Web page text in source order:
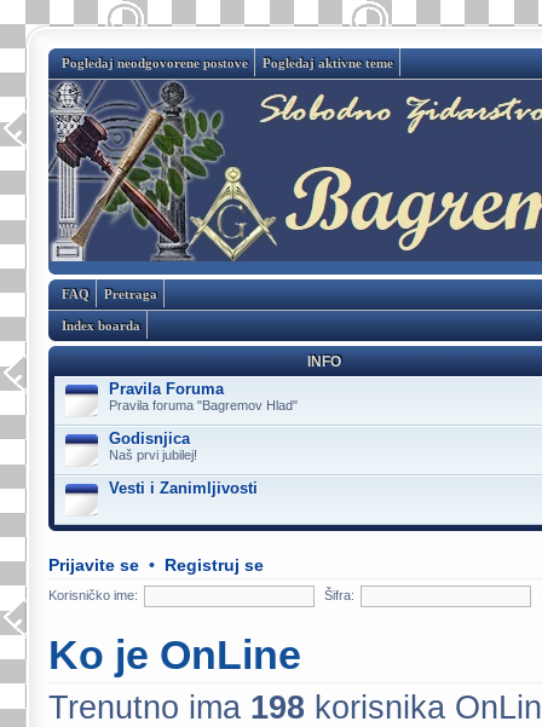
Pogledaj neodgovorene postove Pogledaj aktivne teme
FAQ Pretraga
Index boarda
INFO
Pravila Foruma
Pravila foruma "Bagremov Hlad"
Godisnjica
Naš prvi jubilej!
Vesti i Zanimljivosti
Prijavite se • Registruj se
Korisničko ime: Šifra:
Ko je OnLine
Trenutno ima 198 korisnika